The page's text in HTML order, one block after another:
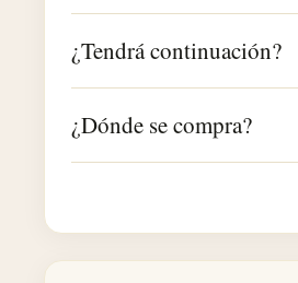
¿Tendrá continuación?
¿Dónde se compra?